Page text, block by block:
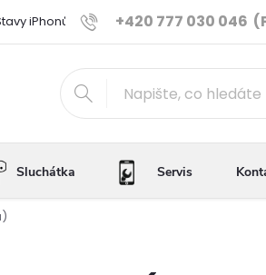
+420 777 030 046
iPhonů Ověřené iPhony
Sluchátka Servis